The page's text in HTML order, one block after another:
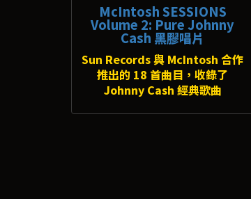
McIntosh SESSIONS
Volume 2: Pure Johnny
Cash 黑膠唱片
Sun Records 與 McIntosh 合作
推出的 18 首曲目，收錄了
Johnny Cash 經典歌曲